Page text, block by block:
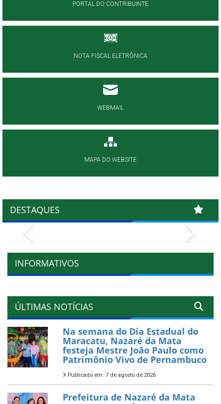
PORTAL DO CONTRIBUINTE
NOTA FISCAL ELETRÔNICA
WEBMAIL
MAPA DO WEBSITE
DESTAQUES
INFORMATIVOS
ÚLTIMAS NOTÍCIAS
Na semana do Dia Estadual do
Maracatu, Nazaré da Mata
festeja Mestre João Paulo como
Patrimônio Vivo de Pernambuco
Publicado em: 7 de agosto de 2026
Prefeitura de Nazaré da Mata